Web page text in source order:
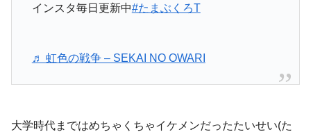
インスタ毎日更新中#たまぶくろT
♬ 虹色の戦争 – SEKAI NO OWARI
大学時代まではめちゃくちゃイケメンだったたいせい(た